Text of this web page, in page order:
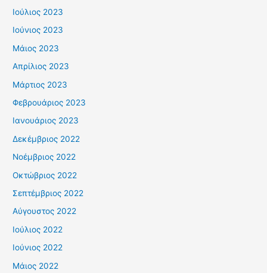
Ιούλιος 2023
Ιούνιος 2023
Μάιος 2023
Απρίλιος 2023
Μάρτιος 2023
Φεβρουάριος 2023
Ιανουάριος 2023
Δεκέμβριος 2022
Νοέμβριος 2022
Οκτώβριος 2022
Σεπτέμβριος 2022
Αύγουστος 2022
Ιούλιος 2022
Ιούνιος 2022
Μάιος 2022